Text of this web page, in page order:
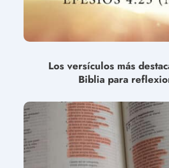
Los versículos más
Biblia para